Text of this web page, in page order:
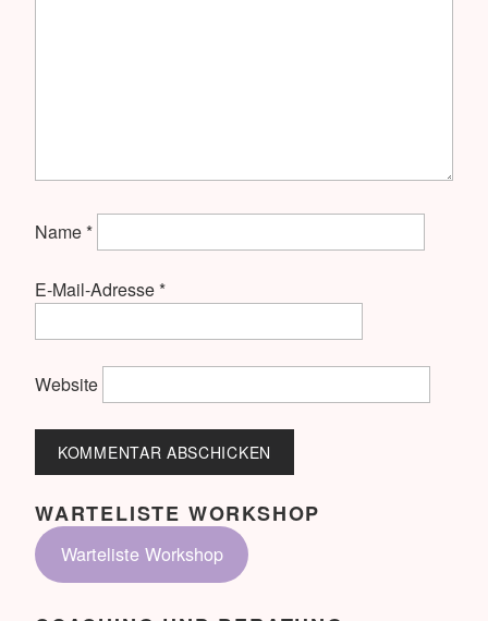
Name*
E-Mail-Adresse*
Website
WARTELISTE WORKSHOP
Warteliste Workshop